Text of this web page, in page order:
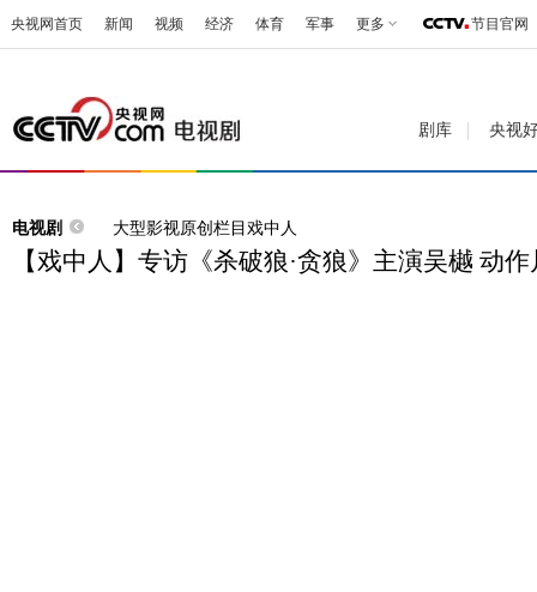
央视网首页 新闻 视频 经济 体育 军事 更多 节目官网
剧库 央视
电视剧 大型影视原创栏目戏中人
【戏中人】专访《杀破狼·贪狼》主演吴樾 动